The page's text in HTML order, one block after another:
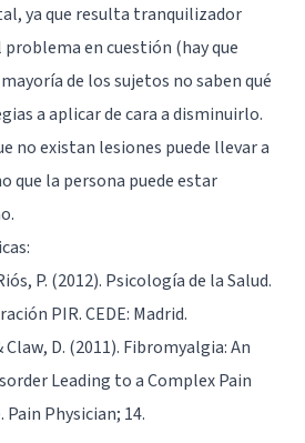
ya que resulta tranquilizador
en cuestión (hay que
de los sujetos no saben qué
a aplicar de cara a disminuirlo.
no existan lesiones puede llevar a
que la persona puede estar
P. (2012). Psicología de la Salud.
PIR. CEDE: Madrid.
D. (2011). Fibromyalgia: An
Leading to a Complex Pain
Physician; 14.